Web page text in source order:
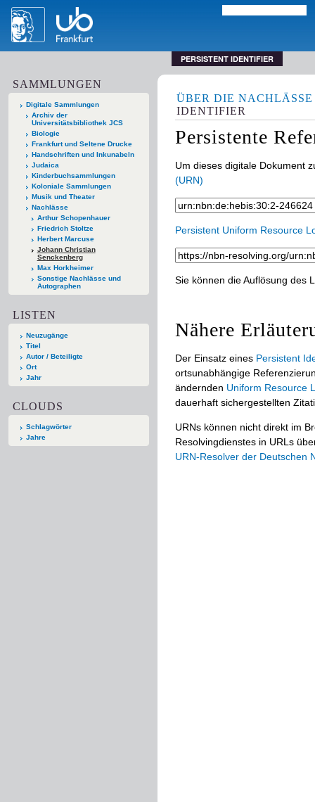
PERSISTENT IDENTIFIER
SAMMLUNGEN
Digitale Sammlungen
Archiv der
Universitätsbibliothek JCS
Biologie
Frankfurt und Seltene Drucke
Handschriften und Inkunabeln
Judaica
Kinderbuchsammlungen
Koloniale Sammlungen
Musik und Theater
Nachlässe
Arthur Schopenhauer
Friedrich Stoltze
Herbert Marcuse
Johann Christian
Senckenberg
Max Horkheimer
Sonstige Nachlässe und
Autographen
LISTEN
Neuzugänge
Titel
Autor / Beteiligte
Ort
Jahr
CLOUDS
Schlagwörter
Jahre
ÜBER DIE NACHLÄSSE
IDENTIFIER
Persistente
Um dieses digitale Dokument
(URN)
Persistent Uniform Resource
Sie können die Auflösung des
Nähere
Der Einsatz eines Persistent
ortsunabhängige
ändernden Uniform Resource
dauerhaft sichergestellten
URNs können nicht direkt im
Resolvingdienstes in URLs
URN-Resolver der Deutschen